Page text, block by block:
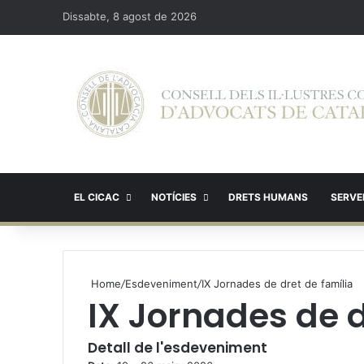
Dissabte, 8 agost de 2026
EL CICAC NOTÍCIES DRETS HUMANS
Home/Esdeveniment/IX Jornades de dret de família
IX Jornades de
Detall de l'esdeveniment